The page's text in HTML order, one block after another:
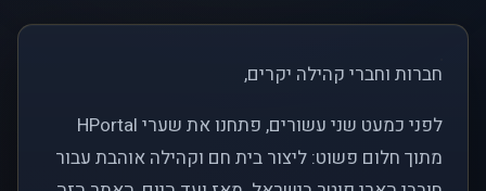
חברות וחברי קהילה יקרים,
לפני כמעט שני עשורים, פתחנו את שערי HPortal
מתוך חלום פשוט: ליצור בית חם וקהילה אוהבת עבור